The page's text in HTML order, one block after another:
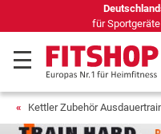
für
Kettler Zubehör